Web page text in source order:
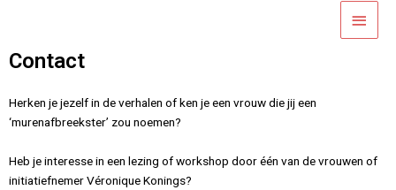
inhoud
Contact
Herken je jezelf in de verhalen of ken je een vrouw die jij een
‘murenafbreekster’ zou noemen?
Heb je interesse in een lezing of workshop door één van de vrouwen of
initiatiefnemer Véronique Konings?